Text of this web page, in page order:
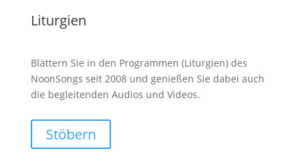
Liturgien
Blättern Sie in den Programmen (Liturgien) des
NoonSongs seit 2008 und genießen Sie dabei auch
die begleitenden Audios und Videos.
Stöbern